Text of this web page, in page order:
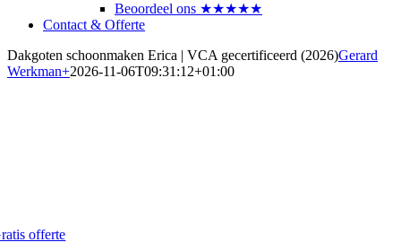
Beoordeel ons ★★★★★
Contact & Offerte
Dakgoten schoonmaken Erica | VCA gecertificeerd (2026)Gerard
Werkman+2026-11-06T09:31:12+01:00
offerte